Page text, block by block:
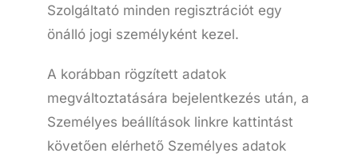
Szolgáltató minden regisztrációt egy
önálló jogi személyként kezel.
A korábban rögzített adatok
megváltoztatására bejelentkezés után, a
Személyes beállítások linkre kattintást
követően elérhető Személyes adatok